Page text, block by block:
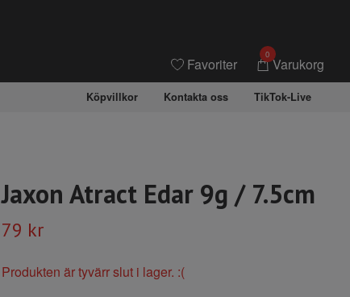
Favoriter
0
Varukorg
Köpvillkor Kontakta oss TikTok-Live
Jaxon Atract Edar 9g / 7.5cm
79 kr
Produkten är tyvärr slut i lager. :(